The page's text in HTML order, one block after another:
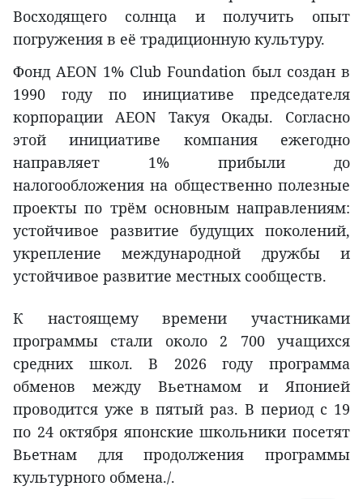
Восходящего солнца и получить опыт
погружения в её традиционную культуру.
Фонд AEON 1% Club Foundation был создан в
1990 году по инициативе председателя
корпорации AEON Такуя Окады. Согласно
этой инициативе компания ежегодно
направляет 1% прибыли до
налогообложения на общественно полезные
проекты по трём основным направлениям:
устойчивое развитие будущих поколений,
укрепление международной дружбы и
устойчивое развитие местных сообществ.
К настоящему времени участниками
программы стали около 2 700 учащихся
средних школ. В 2026 году программа
обменов между Вьетнамом и Японией
проводится уже в пятый раз. В период с 19
по 24 октября японские школьники посетят
Вьетнам для продолжения программы
культурного обмена./.